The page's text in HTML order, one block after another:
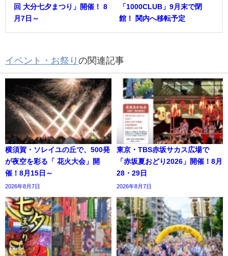
回 大分七夕まつり」開催！ 8
月7日～
「1000CLUB」9月末で閉
館！ 関内へ移転予定
イベント・お祭り の関連記事
横須賀・ソレイユの丘で、500発
が夜空を彩る「 花火大会」開
催！8月15日～
2026年8月7日
東京・TBS赤坂サカス広場で
「赤坂夏おどり2026」開催！8月
28・29日
2026年8月7日